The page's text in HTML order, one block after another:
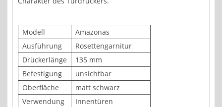
Modell
Amazonas
Ausführung
Rosettengarnitur
Drückerlänge
135 mm
Befestigung
unsichtbar
Oberfläche
matt schwarz
Verwendung
Innentüren